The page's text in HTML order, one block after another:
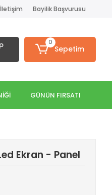
İletişim Bayilik Başvurusu
0
Sepetim
GÜNÜN FIRSATI
Ekran - Panel